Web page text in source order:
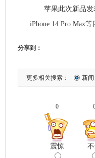
苹果此次新品发表
iPhone 14 Pro Max等
分享到：
更多相关搜索： 新闻
0
震惊